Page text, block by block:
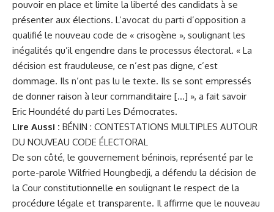
pouvoir en place et limite la liberté des candidats à se
présenter aux élections. L’avocat du parti d’opposition a
qualifié le nouveau code de « crisogène », soulignant les
inégalités qu’il engendre dans le processus électoral. « La
décision est frauduleuse, ce n’est pas digne, c’est
dommage. Ils n’ont pas lu le texte. Ils se sont empressés
de donner raison à leur commanditaire […] », a fait savoir
Eric Houndété du parti Les Démocrates.
Lire Aussi : BÉNIN : CONTESTATIONS MULTIPLES AUTOUR
DU NOUVEAU CODE ÉLECTORAL
De son côté, le gouvernement béninois, représenté par le
porte-parole Wilfried Houngbedji, a défendu la décision de
la Cour constitutionnelle en soulignant le respect de la
procédure légale et transparente. Il affirme que le nouveau